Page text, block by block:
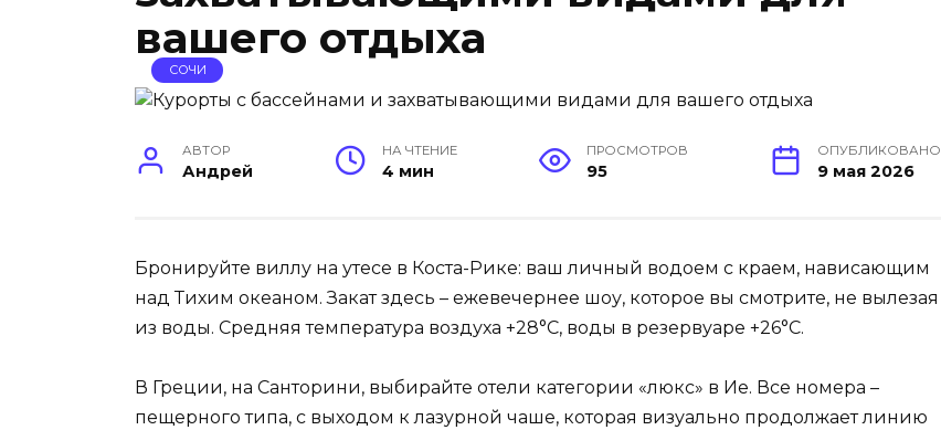
вашего отдыха
СОЧИ
АВТОР
Андрей
НА ЧТЕНИЕ
4 мин
ПРОСМОТРОВ
95
ОПУБЛИКОВАНО
9 мая 2026
Бронируйте виллу на утесе в Коста-Рике: ваш личный водоем с краем, нависающим
над Тихим океаном. Закат здесь – ежевечернее шоу, которое вы смотрите, не вылезая
из воды. Средняя температура воздуха +28°C, воды в резервуаре +26°C.
В Греции, на Санторини, выбирайте отели категории «люкс» в Ие. Все номера –
пещерного типа, с выходом к лазурной чаше, которая визуально продолжает линию